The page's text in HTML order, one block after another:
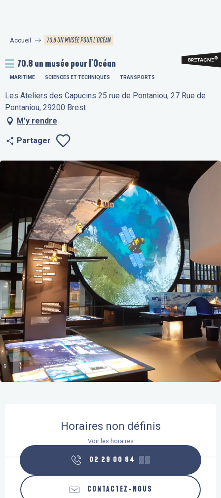
principal
Accueil 70.8 UN MUSÉE POUR L'OCÉAN
70.8 un musée pour l'Océan
MARITIME SCIENCES ET TECHNIQUES TRANSPORTS
Les Ateliers des Capucins 25 rue de Pontaniou, 27 Rue de
Pontaniou, 29200 Brest
M'y rendre
Partager
Ajouter aux
Horaires non définis
Voir les horaires
02 29 00 84 ▒▒
CONTACTEZ-NOUS